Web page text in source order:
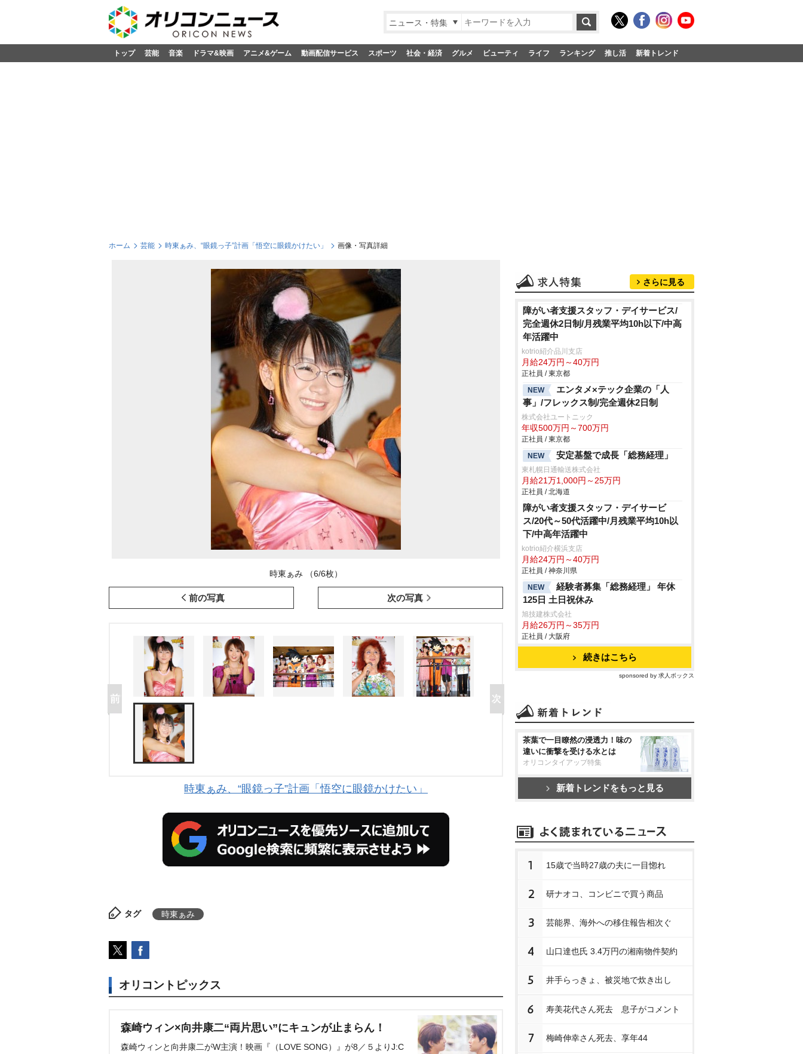
ニュース・特集
トップ 芸能 音楽 ドラマ&映画 アニメ&ゲーム 動画配信サービス スポーツ 社会・経済 グルメ ビューティ ライフ ランキング 推し活 新着トレンド
ホーム 芸能 時東ぁみ、“眼鏡っ子”計画「悟空に眼鏡かけたい」 画像・写真詳細
時東ぁみ （6/6枚）
前の写真 次の写真
時東ぁみ、“眼鏡っ子”計画「悟空に眼鏡かけたい」
タグ 時東ぁみ
オリコントピックス
森崎ウィン×向井康二“両片思い”にキュンが止まらん！
森崎ウィンと向井康二がW主演！映画『（LOVE SONG）』が8／５よりJ:C
さらに見る
障がい者支援スタッフ・デイサービス/
完全週休2日制/月残業平均10h以下/中高
年活躍中
kotrio紹介品川支店
月給24万円～40万円
正社員 / 東京都
NEW
エンタメ×テック企業の「人
事」/フレックス制/完全週休2日制
株式会社ユートニック
年収500万円～700万円
正社員 / 東京都
NEW
安定基盤で成長「総務経理」
東札幌日通輸送株式会社
月給21万1,000円～25万円
正社員 / 北海道
障がい者支援スタッフ・デイサービ
ス/20代～50代活躍中/月残業平均10h以
下/中高年活躍中
kotrio紹介横浜支店
月給24万円～40万円
正社員 / 神奈川県
NEW
経験者募集「総務経理」 年休
125日 土日祝休み
旭技建株式会社
月給26万円～35万円
正社員 / 大阪府
続きはこちら
sponsored by 求人ボックス
茶葉で一目瞭然の浸透力！味の
違いに衝撃を受ける水とは
オリコンタイアップ特集
新着トレンドをもっと見る
1 15歳で当時27歳の夫に一目惚れ
2 研ナオコ、コンビニで買う商品
3 芸能界、海外への移住報告相次ぐ
4 山口達也氏 3.4万円の湘南物件契約
5 井手らっきょ、被災地で炊き出し
6 寿美花代さん死去 息子がコメント
7 梅崎伸幸さん死去、享年44